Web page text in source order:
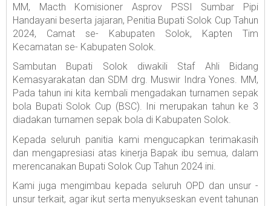
MM, Macth Komisioner Asprov PSSI Sumbar Pipi
Handayani beserta jajaran, Penitia Bupati Solok Cup Tahun
2024, Camat se- Kabupaten Solok, Kapten Tim
Kecamatan se- Kabupaten Solok.
Sambutan Bupati Solok diwakili Staf Ahli Bidang
Kemasyarakatan dan SDM drg. Muswir Indra Yones. MM,
Pada tahun ini kita kembali mengadakan turnamen sepak
bola Bupati Solok Cup (BSC). Ini merupakan tahun ke 3
diadakan turnamen sepak bola di Kabupaten Solok.
Kepada seluruh panitia kami mengucapkan terimakasih
dan mengapresiasi atas kinerja Bapak ibu semua, dalam
merencanakan Bupati Solok Cup Tahun 2024 ini.
Kami juga mengimbau kepada seluruh OPD dan unsur -
unsur terkait, agar ikut serta menyukseskan event tahunan